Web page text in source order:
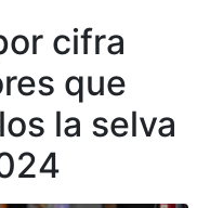
cifra
que
la selva